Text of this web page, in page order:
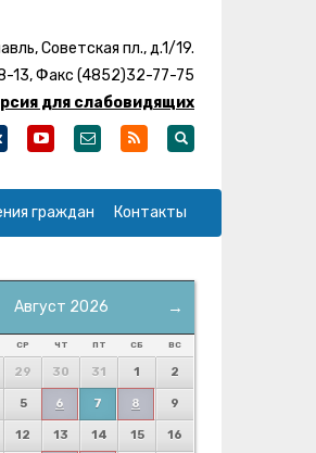
Советская пл., д.1/19.
13, Факс (4852)32-77-75
для слабовидящих
граждан Контакты
→
Август 2026
СР ЧТ ПТ СБ ВС
29 30 31 1 2
5 6 7 8 9
12 13 14 15 16